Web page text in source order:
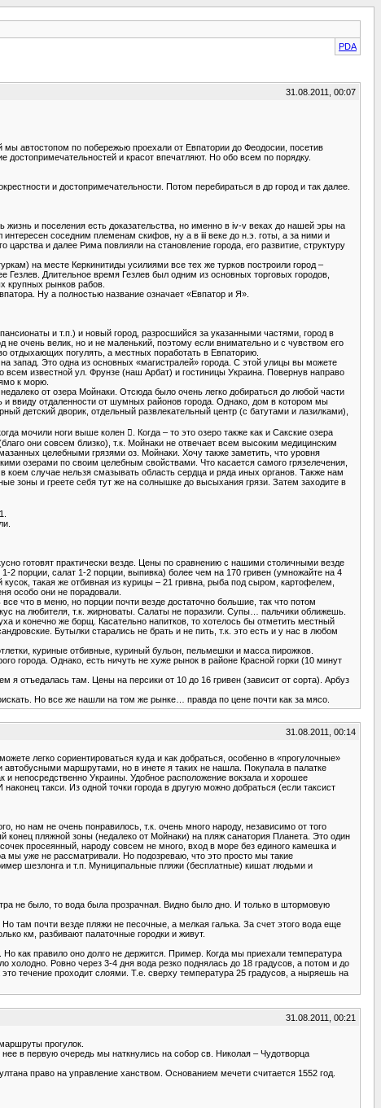
PDA
31.08.2011, 00:07
автостопом по побережью проехали от Евпатории до Феодосии, посетив
и красот впечатляют. Но обо всем по порядку.
и достопримечательности. Потом перебираться в др город и так далее.
жизнь и поселения есть доказательства, но именно в iv-v веках до нашей эры на
интересен соседним племенам скифов, ну а в iii веке до н.э. готы, а за ними и
и далее Рима повлияли на становление города, его развитие, структуру
на месте Керкинитиды усилиями все тех же турков построили город –
Длительное время Гезлев был одним из основных торговых городов,
крупных рынков рабов.
Ну а полностью название означает «Евпатор и Я».
и т.п.) и новый город, разросшийся за указанными частями, город в
очень велик, но и не маленький, поэтому если внимательно и с чувством его
отдыхающих погулять, а местных поработать в Евпаторию.
запад. Это одна из основных «магистралей» города. С этой улицы вы можете
известной ул. Фрунзе (наш Арбат) и гостиницы Украина. Повернув направо
к морю.
от озера Мойнаки. Отсюда было очень легко добираться до любой части
ввиду отдаленности от шумных районов города. Однако, дом в котором мы
детский дворик, отдельный развлекательный центр (с батутами и лазилками),
мочили ноги выше колен . Когда – то это озеро также как и Сакские озера
они совсем близко), т.к. Мойнаки не отвечает всем высоким медицинским
целебными грязями оз. Мойнаки. Хочу также заметить, что уровня
озерами по своим целебным свойствами. Что касается самого грязелечения,
коем случае нельзя смазывать область сердца и ряда иных органов. Также нам
зоны и греете себя тут же на солнышке до высыхания грязи. Затем заходите в
готовят практически везде. Цены по сравнению с нашими столичными везде
порции, салат 1-2 порции, выпивка) более чем на 170 гривен (умножайте на 4
такая же отбивная из курицы – 21 гривна, рыба под сыром, картофелем,
особо они не порадовали.
что в меню, но порции почти везде достаточно большие, так что потом
на любителя, т.к. жирноваты. Салаты не поразили. Супы… пальчики оближешь.
и конечно же борщ. Касательно напитков, то хотелось бы отметить местный
Бутылки старались не брать и не пить, т.к. это есть и у нас в любом
куриные отбивные, куриный бульон, пельмешки и масса пирожков.
города. Однако, есть ничуть не хуже рынок в районе Красной горки (10 минут
отъедалась там. Цены на персики от 10 до 16 гривен (зависит от сорта). Арбуз
Но все же нашли на том же рынке… правда по цене почти как за мясо.
31.08.2011, 00:14
легко сориентироваться куда и как добраться, особенно в «прогулочные»
автобусными маршрутами, но в инете я таких не нашла. Покупала в палатке
и непосредственно Украины. Удобное расположение вокзала и хорошее
такси. Из одной точки города в другую можно добраться (если таксист
но нам не очень понравилось, т.к. очень много народу, независимо от того
пляжной зоны (недалеко от Мойнаки) на пляж санатория Планета. Это один
просеянный, народу совсем не много, вход в море без единого камешка и
мы уже не рассматривали. Но подозреваю, что это просто мы такие
шезлонга и т.п. Муниципальные пляжи (бесплатные) кишат людьми и
не было, то вода была прозрачная. Видно было дно. И только в штормовую
там почти везде пляжи не песочные, а мелкая галька. За счет этого вода еще
км, разбивают палаточные городки и живут.
как правило оно долго не держится. Пример. Когда мы приехали температура
Ровно через 3-4 дня вода резко поднялась до 18 градусов, а потом и до
течение проходит слоями. Т.е. сверху температура 25 градусов, а ныряешь на
31.08.2011, 00:21
прогулок.
в первую очередь мы наткнулись на собор св. Николая – Чудотворца
право на управление ханством. Основанием мечети считается 1552 год.